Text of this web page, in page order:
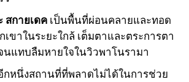
สกายเดค เป็นพื้นที่ผ่อนคลายและทอด
ขาในระยะใกล้ เต็มตาและตระการตา
นแทบลืมหายใจในวิวพาโนรามา
กหนึ่งสถานที่ที่พลาดไม่ได้ในการช่วย